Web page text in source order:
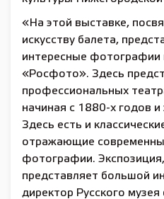
«На этой выставке,
искусству балета,
интересные фотографии
«Росфото». Здесь
профессиональных
начиная с 1880-х годов
Здесь есть и
отражающие
фотографии.
представляет большой
директор Русского